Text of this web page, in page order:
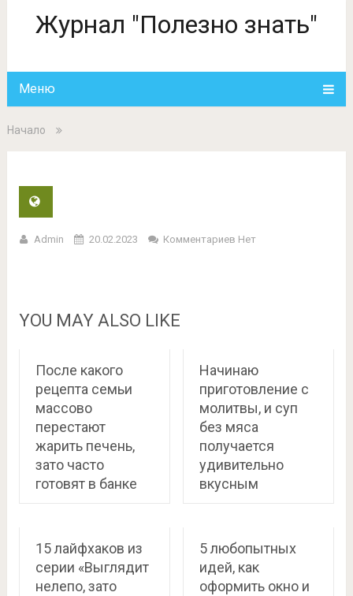
Журнал "Полезно знать"
Меню
Начало
Admin 20.02.2023 Комментариев Нет
YOU MAY ALSO LIKE
После какого
рецепта семьи
массово
перестают
жарить печень,
зато часто
готовят в банке
Начинаю
приготовление с
молитвы, и суп
без мяса
получается
удивительно
вкусным
15 лайфхаков из
серии «Выглядит
нелепо, зато
5 любопытных
идей, как
оформить окно и